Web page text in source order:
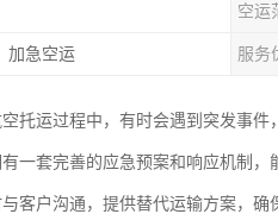
空运
加急空运 服务
托运过程中，有时会遇到突发事
一套完善的应急预案和响应机制
客户沟通，提供替代运输方案，